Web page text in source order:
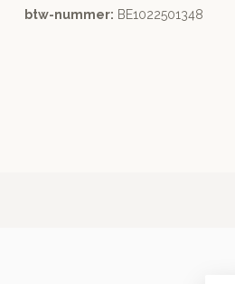
btw-nummer: BE1022501348